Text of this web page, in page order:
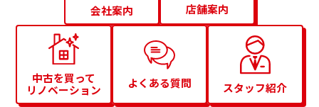
会社案内 店舗案内
中古を買って
リノベーション
よくある質問 スタッフ紹介